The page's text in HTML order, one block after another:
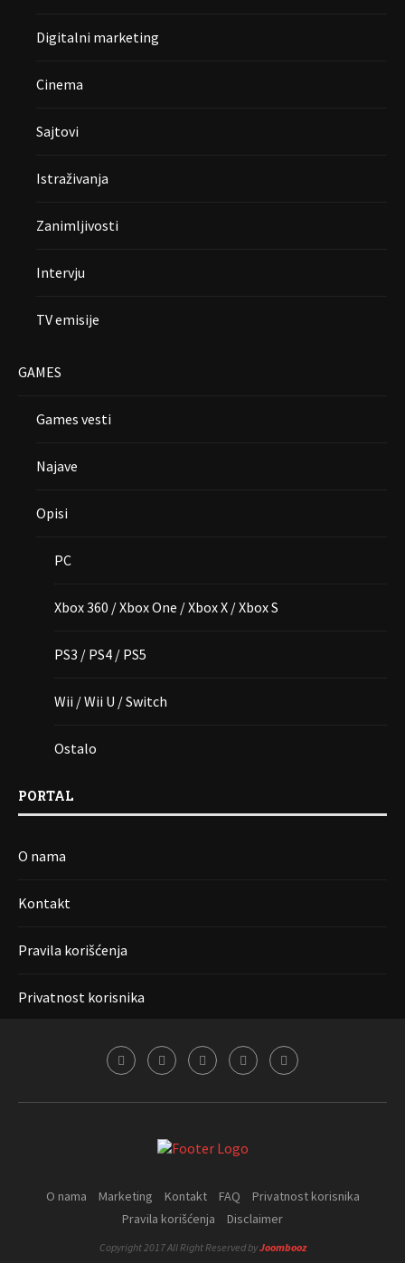
Digitalni marketing
Cinema
Sajtovi
Istraživanja
Zanimljivosti
Intervju
TV emisije
GAMES
Games vesti
Najave
Opisi
PC
Xbox 360 / Xbox One / Xbox X / Xbox S
PS3 / PS4 / PS5
Wii / Wii U / Switch
Ostalo
PORTAL
O nama
Kontakt
Pravila korišćenja
Privatnost korisnika
O nama Marketing Kontakt FAQ
Privatnost korisnika
Pravila korišćenja
Disclaimer
Copyright 2017 All Right Reserved byJoombooz